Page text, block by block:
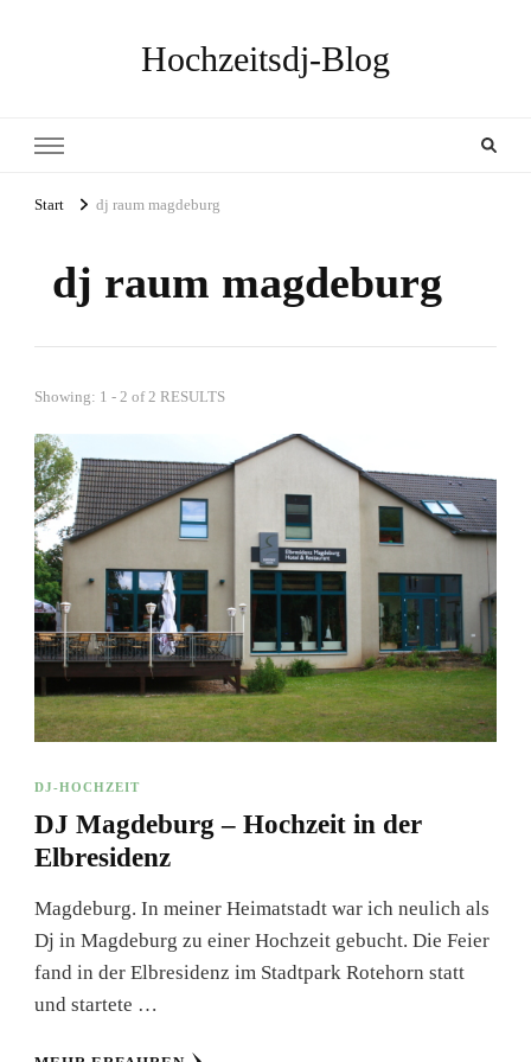
Hochzeitsdj-Blog
Start dj raum magdeburg
dj raum magdeburg
Showing: 1 - 2 of 2 RESULTS
DJ-HOCHZEIT
DJ Magdeburg – Hochzeit in der
Elbresidenz
Magdeburg. In meiner Heimatstadt war ich neulich als
Dj in Magdeburg zu einer Hochzeit gebucht. Die Feier
fand in der Elbresidenz im Stadtpark Rotehorn statt
und startete …